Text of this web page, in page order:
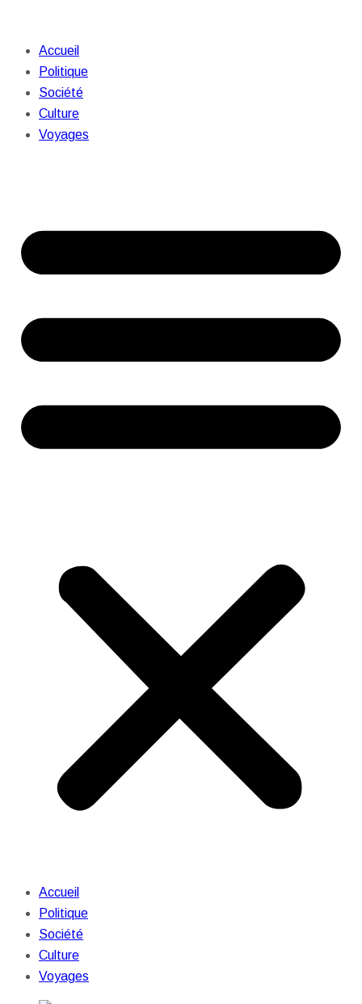
Accueil
Politique
Société
Culture
Voyages
Accueil
Politique
Société
Culture
Voyages